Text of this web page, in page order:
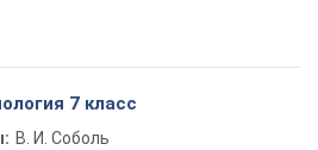
7 класс
В. И. Соболь